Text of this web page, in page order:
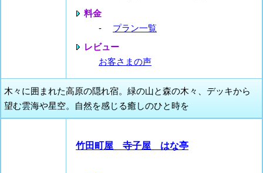
料金
- プラン一覧
レビュー
お客さまの声
木々に囲まれた高原の隠れ宿。緑の山と森の木々、デッキから
望む雲海や星空。自然を感じる癒しのひと時を
竹田町屋 寺子屋 はな亭